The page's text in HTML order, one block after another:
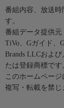
番組内容、放送
す。
番組データ提供元
TiVo、Gガイド、
Brands LLCおよ
たは登録商標です
このホームペー
複写・転載を禁じ